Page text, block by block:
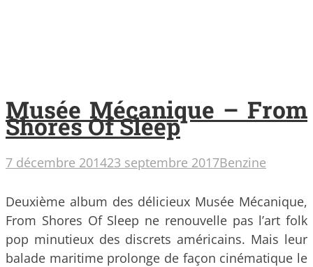
Musée Mécanique – From
Shores Of Sleep
7 décembre 201423 septembre 2017Benzine
Deuxième album des délicieux Musée Mécanique,
From Shores Of Sleep ne renouvelle pas l’art folk
pop minutieux des discrets américains. Mais leur
balade maritime prolonge de façon cinématique le